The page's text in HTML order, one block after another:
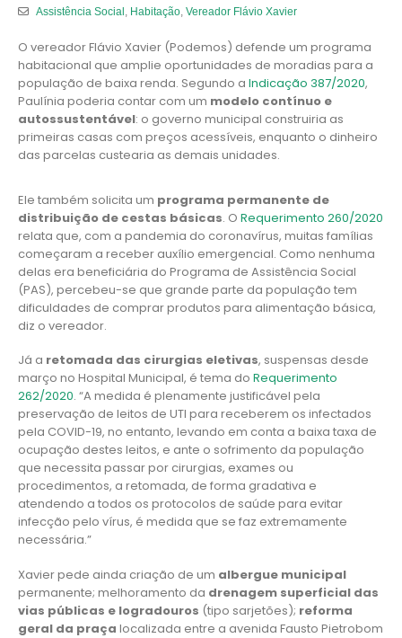
Assistência Social
Habitação, Vereador Flávio Xavier
O vereador Flávio Xavier (Podemos) defende um programa
habitacional que amplie oportunidades de moradias para a
população de baixa renda. Segundo a Indicação 387/2020,
Paulínia poderia contar com um modelo contínuo e
autossustentável: o governo municipal construiria as
primeiras casas com preços acessíveis, enquanto o dinheiro
das parcelas custearia as demais unidades.
Ele também solicita um programa permanente de
distribuição de cestas básicas. O Requerimento 260/2020
relata que, com a pandemia do coronavírus, muitas famílias
começaram a receber auxílio emergencial. Como nenhuma
delas era beneficiária do Programa de Assistência Social
(PAS), percebeu-se que grande parte da população tem
dificuldades de comprar produtos para alimentação básica,
diz o vereador.
Já a retomada das cirurgias eletivas, suspensas desde
março no Hospital Municipal, é tema do Requerimento
262/2020. “A medida é plenamente justificável pela
preservação de leitos de UTI para receberem os infectados
pela COVID-19, no entanto, levando em conta a baixa taxa de
ocupação destes leitos, e ante o sofrimento da população
que necessita passar por cirurgias, exames ou
procedimentos, a retomada, de forma gradativa e
atendendo a todos os protocolos de saúde para evitar
infecção pelo vírus, é medida que se faz extremamente
necessária.”
Xavier pede ainda criação de um albergue municipal
permanente; melhoramento da drenagem superficial das
vias públicas e logradouros (tipo sarjetões); reforma
geral da praça localizada entre a avenida Fausto Pietrobom